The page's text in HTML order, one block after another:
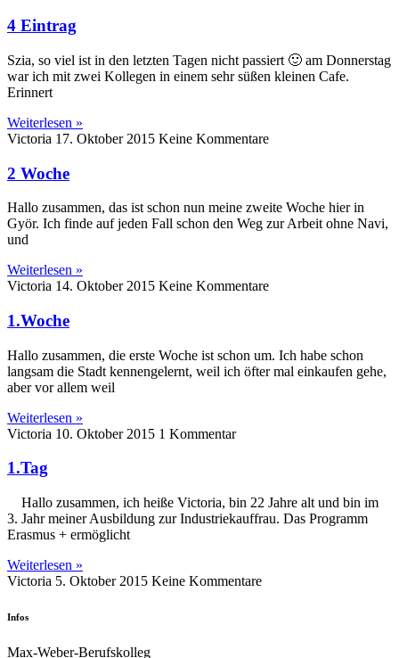
4 Eintrag
Szia, so viel ist in den letzten Tagen nicht passiert 🙂 am Donnerstag
war ich mit zwei Kollegen in einem sehr süßen kleinen Cafe.
Erinnert
Weiterlesen »
Victoria 17. Oktober 2015 Keine Kommentare
2 Woche
Hallo zusammen, das ist schon nun meine zweite Woche hier in
Györ. Ich finde auf jeden Fall schon den Weg zur Arbeit ohne Navi,
und
Weiterlesen »
Victoria 14. Oktober 2015 Keine Kommentare
1.Woche
Hallo zusammen, die erste Woche ist schon um. Ich habe schon
langsam die Stadt kennengelernt, weil ich öfter mal einkaufen gehe,
aber vor allem weil
Weiterlesen »
Victoria 10. Oktober 2015 1 Kommentar
1.Tag
Hallo zusammen, ich heiße Victoria, bin 22 Jahre alt und bin im
3. Jahr meiner Ausbildung zur Industriekauffrau. Das Programm
Erasmus + ermöglicht
Weiterlesen »
Victoria 5. Oktober 2015 Keine Kommentare
Infos
Max-Weber-Berufskolleg